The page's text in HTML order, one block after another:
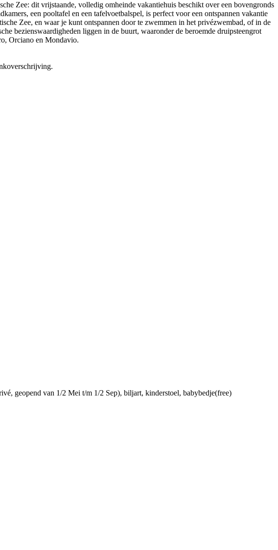
Zee: dit vrijstaande, volledig omheinde vakantiehuis beschikt over een bovengronds
een pooltafel en een tafelvoetbalspel, is perfect voor een ontspannen vakantie
Zee, en waar je kunt ontspannen door te zwemmen in het privézwembad, of in de
bezienswaardigheden liggen in de buurt, waaronder de beroemde druipsteengrot
Orciano en Mondavio.
geopend van 1/2 Mei t/m 1/2 Sep), biljart, kinderstoel, babybedje(free)